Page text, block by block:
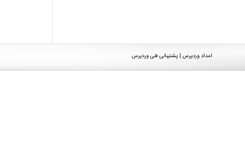
امداد وردپرس | پشتیبانی فنی وردپرس